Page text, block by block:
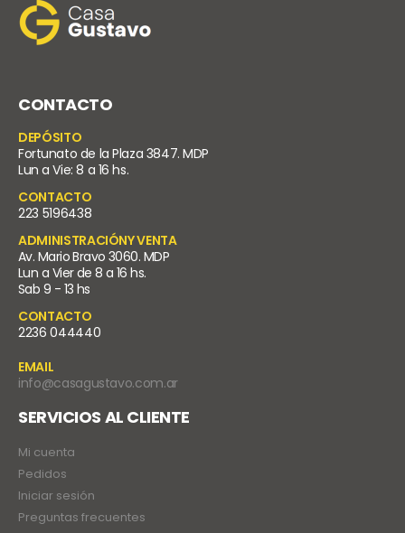
CONTACTO
DEPÓSITO
Fortunato de la Plaza 3847. MDP
Lun a Vie: 8 a 16 hs.
CONTACTO
223 5196438
ADMINISTRACIÓNY VENTA
Av. Mario Bravo 3060. MDP
Lun a Vier de 8 a 16 hs.
Sab 9 - 13 hs
CONTACTO
2236 044440
EMAIL
info@casagustavo.com.ar
SERVICIOS AL CLIENTE
Mi cuenta
Pedidos
Iniciar sesión
Preguntas frecuentes